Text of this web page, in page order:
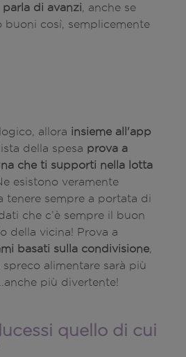
di avanzi , anche se
buoni così, semplicemente
allora insieme all'app
della spesa prova a
che ti supporti nella lotta
esistono veramente
tenere sempre a portata di
che c’è sempre il buon
della vicina! Prova a
basati sulla condivisione,
alimentare sarà più
più divertente!
quello di cui